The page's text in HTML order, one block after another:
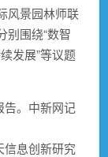
风景园林师联
别围绕“数智
发展”等议题
告。中新网记
息创新研究